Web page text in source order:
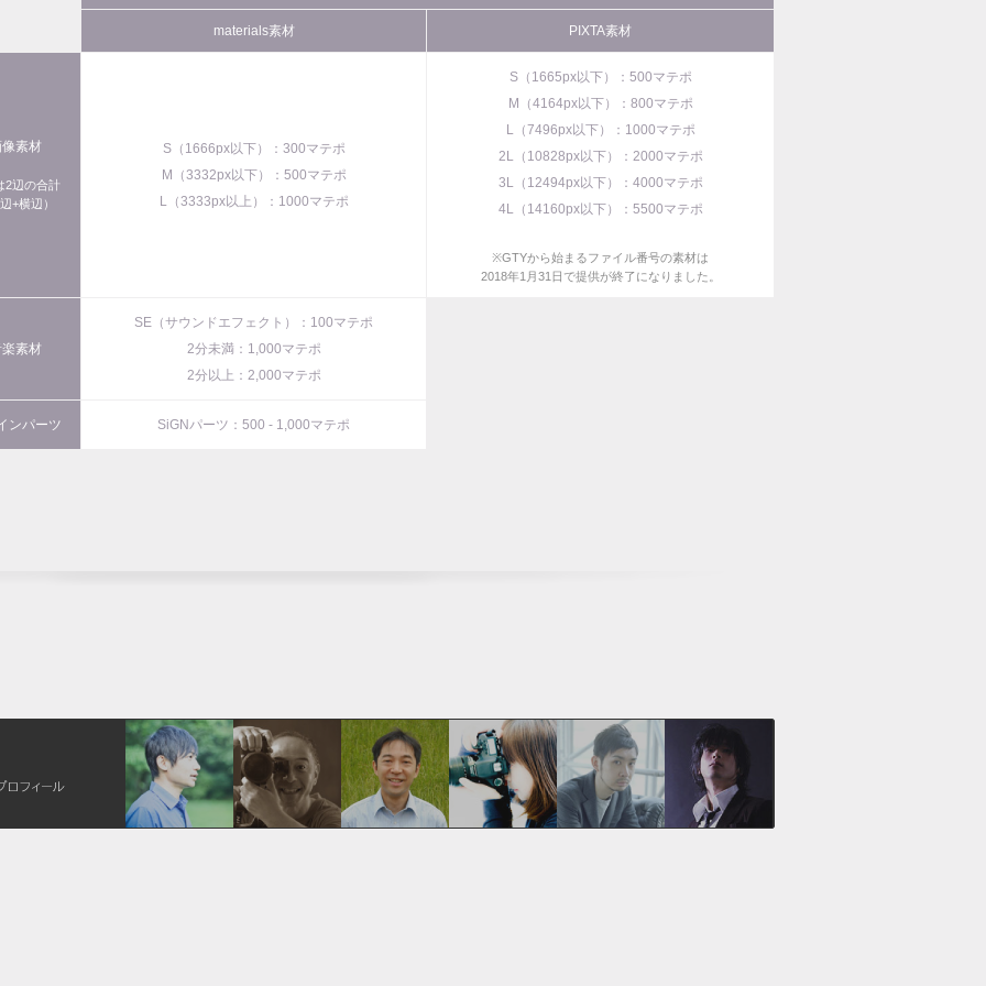
materials素材 PIXTA素材
像素材
2辺の合計
辺+横辺）
S（1666px以下）：300マテポ
M（3332px以下）：500マテポ
L（3333px以上）：1000マテポ
S（1665px以下）：500マテポ
M（4164px以下）：800マテポ
L（7496px以下）：1000マテポ
2L（10828px以下）：2000マテポ
3L（12494px以下）：4000マテポ
4L（14160px以下）：5500マテポ
※GTYから始まるファイル番号の素材は
2018年1月31日で提供が終了になりました。
素材
SE（サウンドエフェクト）：100マテポ
2分未満：1,000マテポ
2分以上：2,000マテポ
ンパーツ SiGNパーツ：500 - 1,000マテポ